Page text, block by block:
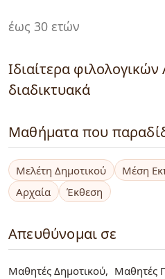
έως 30 ετών
Ιδιαίτερα
διαδικτυακά
Μαθήματα που
Μελέτη Δημοτικού Μέση
Αρχαία
Έκθεση
Απευθύνομαι σε
Μαθητές Δημοτικού
Μαθητές